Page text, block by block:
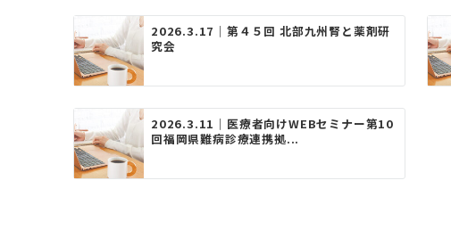
ン
2026.3.17｜第４５回 北部九州腎と薬剤研
究会
2026.3.11｜医療者向けWEBセミナー第10
回福岡県難病診療連携拠...